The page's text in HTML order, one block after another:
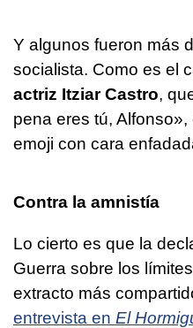
Y algunos fueron más
socialista. Como es el
actriz Itziar Castro,
pena eres tú,
emoji con cara
Contra la amnistía
Lo cierto es que la
Guerra sobre los
extracto más
entrevista en El